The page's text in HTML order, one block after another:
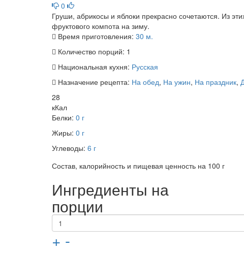
0
Груши, абрикосы и яблоки прекрасно сочетаются. Из
фруктового компота на зиму.
Время приготовления: 30 м.
Количество порций: 1
Национальная кухня: Русская
Назначение рецепта: На обед, На ужин, На праздник,
28
кКал
Белки: 0 г
Жиры: 0 г
Углеводы: 6 г
Состав, калорийность и пищевая ценность на 100 г
Ингредиенты на
порции
+ -